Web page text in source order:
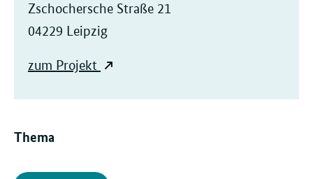
Zschochersche Straße 21
04229 Leipzig
zum Projekt
Thema